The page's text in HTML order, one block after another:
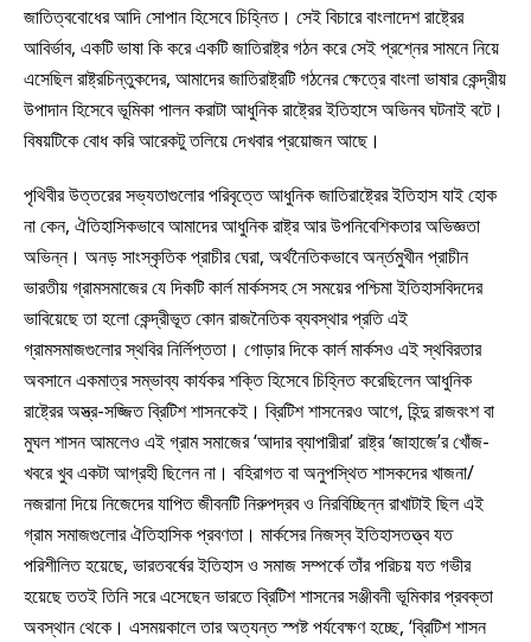
জাতিত্ববোধের আদি সোপান হিসেবে চিহ্নিত। সেই বিচারে বাংলাদেশ রাষ্ট্রের
আবির্ভাব, একটি ভাষা কি করে একটি জাতিরাষ্ট্র গঠন করে সেই প্রশ্নের সামনে নিয়ে
এসেছিল রাষ্ট্রচিন্তুকদের, আমাদের জাতিরাষ্ট্রটি গঠনের ক্ষেত্রে বাংলা ভাষার কেন্দ্রীয়
উপাদান হিসেবে ভূমিকা পালন করাটা আধুনিক রাষ্ট্রের ইতিহাসে অভিনব ঘটনাই বটে।
বিষয়টিকে বোধ করি আরেকটু তলিয়ে দেখবার প্রয়োজন আছে।
পৃথিবীর উত্তরের সভ্যতাগুলোর পরিবৃত্তে আধুনিক জাতিরাষ্ট্রের ইতিহাস যাই হোক
না কেন, ঐতিহাসিকভাবে আমাদের আধুনিক রাষ্ট্র আর উপনিবেশিকতার অভিজ্ঞতা
অভিন্ন। অনড় সাংস্কৃতিক প্রাচীর ঘেরা, অর্থনৈতিকভাবে অর্ন্তমুখীন প্রাচীন
ভারতীয় গ্রামসমাজের যে দিকটি কার্ল মার্কসসহ সে সময়ের পশ্চিমা ইতিহাসবিদদের
ভাবিয়েছে তা হলো কেন্দ্রীভূত কোন রাজনৈতিক ব্যবস্থার প্রতি এই
গ্রামসমাজগুলোর স্থবির নির্লিপ্ততা। গোড়ার দিকে কার্ল মার্কসও এই স্থবিরতার
অবসানে একমাত্র সম্ভাব্য কার্যকর শক্তি হিসেবে চিহ্নিত করেছিলেন আধুনিক
রাষ্ট্রের অস্ত্র-সজ্জিত ব্রিটিশ শাসনকেই। ব্রিটিশ শাসনেরও আগে, হিন্দু রাজবংশ বা
মুঘল শাসন আমলেও এই গ্রাম সমাজের ‘আদার ব্যাপারীরা’ রাষ্ট্র ‘জাহাজে’র খোঁজ-
খবরে খুব একটা আগ্রহী ছিলেন না। বহিরাগত বা অনুপস্থিত শাসকদের খাজনা/
নজরানা দিয়ে নিজেদের যাপিত জীবনটি নিরুপদ্রব ও নিরবিচ্ছিন্ন রাখাটাই ছিল এই
গ্রাম সমাজগুলোর ঐতিহাসিক প্রবণতা। মার্কসের নিজস্ব ইতিহাসতত্ত্ব যত
পরিশীলিত হয়েছে, ভারতবর্ষের ইতিহাস ও সমাজ সম্পর্কে তাঁর পরিচয় যত গভীর
হয়েছে ততই তিনি সরে এসেছেন ভারতে ব্রিটিশ শাসনের সঞ্জীবনী ভূমিকার প্রবক্তা
অবস্থান থেকে। এসময়কালে তার অত্যন্ত স্পষ্ট পর্যবেক্ষণ হচ্ছে, ‘ব্রিটিশ শাসন